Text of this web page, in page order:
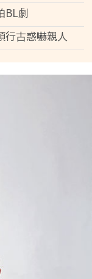
BL劇
行古惑嚇親人